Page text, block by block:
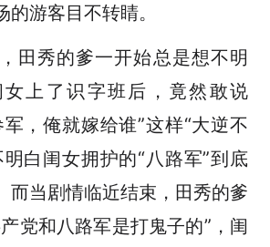
游客目不转睛。
田秀的爹一开始总是想不明
上了识字班后，竟然敢说
，俺就嫁给谁”这样“大逆不
白闺女拥护的“八路军”到底
而当剧情临近结束，田秀的爹
党和八路军是打鬼子的”，闺